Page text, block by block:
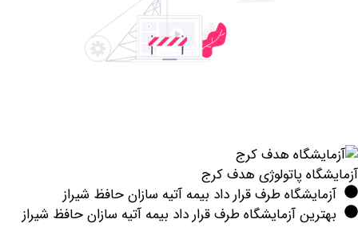
پاتولوژی هدف کرج
طرف قرار داد بیمه آتیه سازان حافظ شیراز
آزمایشگاه طرف قرار داد بیمه آتیه سازان حافظ شیراز